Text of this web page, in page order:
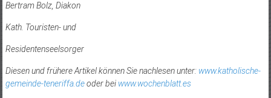
Bertram Bolz, Diakon
Kath. Touristen- und
Residentenseelsorger
Diesen und frühere Artikel können Sie nachlesen unter: www.katholische-
gemeinde-teneriffa.deoder bei www.wochenblatt.es